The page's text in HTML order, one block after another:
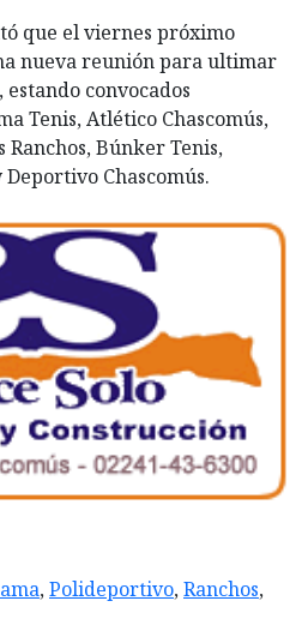
que el viernes próximo
nueva reunión para ultimar
convocados
Tenis, Atlético Chascomús,
Ranchos, Búnker Tenis,
Chascomús.
,Polideportivo,Ranchos,